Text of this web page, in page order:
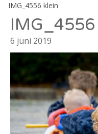
IMG_4556 klein
IMG_4556
6 juni 2019